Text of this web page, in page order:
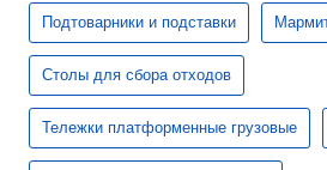
Подтоварники и подставки
Столы для сбора отходов
Тележки платформенные грузовые